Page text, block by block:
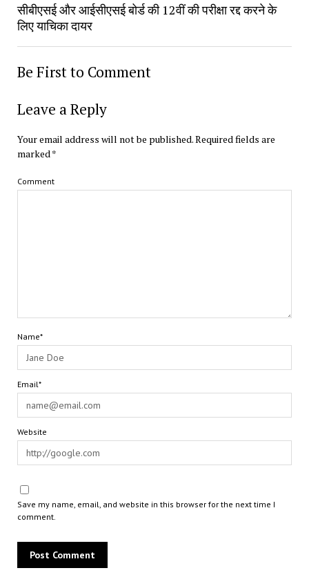
सीबीएसई और आईसीएसई बोर्ड की 12वीं की परीक्षा रद्द करने के
लिए याचिका दायर
Be First to Comment
Leave a Reply
Your email address will not be published.Required fields are
marked *
Comment
Name*
Email*
Website
Save my name, email, and website in this browser for the next time I
comment.